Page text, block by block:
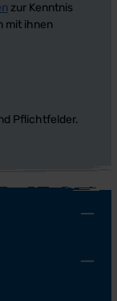
zur Kenntnis
mit ihnen
Pflichtfelder.